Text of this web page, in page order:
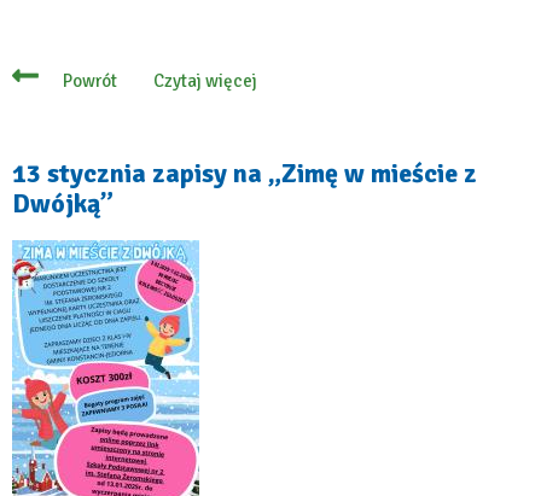
Powrót Czytaj więcej
o
sportowo
już
20
stycznia
13 stycznia zapisy na „Zimę w mieście z
Dwójką”